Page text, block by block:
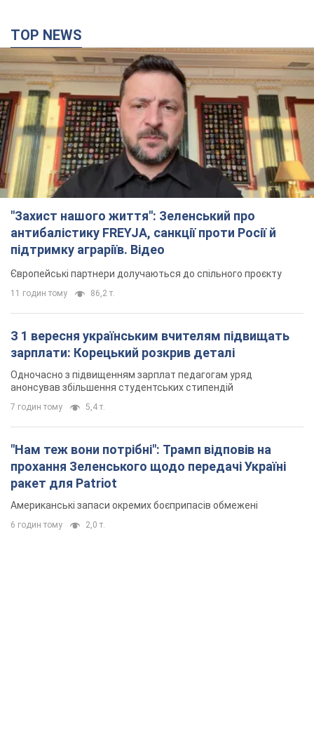
TOP NEWS
"Захист нашого життя": Зеленський про
антибалістику FREYJA, санкції проти Росії й
підтримку аграріїв. Відео
Європейські партнери долучаються до спільного проєкту
11 годин тому 86,2 т.
З 1 вересня українським вчителям підвищать
зарплати: Корецький розкрив деталі
Одночасно з підвищенням зарплат педагогам уряд
анонсував збільшення студентських стипендій
7 годин тому 5,4 т.
"Нам теж вони потрібні": Трамп відповів на
прохання Зеленського щодо передачі Україні
ракет для Patriot
Американські запаси окремих боєприпасів обмежені
6 годин тому 2,0 т.